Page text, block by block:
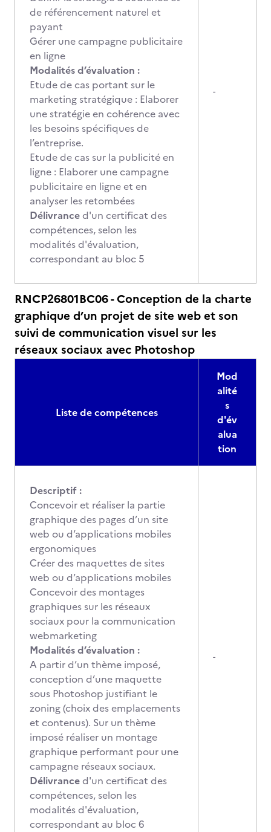
de référencement naturel et
payant
Gérer une campagne publicitaire
en ligne
Modalités d’évaluation :
Etude de cas portant sur le
marketing stratégique : Elaborer
une stratégie en cohérence avec
les besoins spécifiques de
l’entreprise.
Etude de cas sur la publicité en
ligne : Elaborer une campagne
publicitaire en ligne et en
analyser les retombées
Délivranced'un certificat des
compétences, selon les
modalités d'évaluation,
correspondant au bloc 5
-
RNCP26801BC06 - Conception de la charte
graphique d’un projet de site web et son
suivi de communication visuel sur les
réseaux sociaux avec Photoshop
Liste de compétences
Mod
alité
s
d'év
alua
tion
Descriptif :
Concevoir et réaliser la partie
graphique des pages d’un site
web ou d’applications mobiles
ergonomiques
Créer des maquettes de sites
web ou d’applications mobiles
Concevoir des montages
graphiques sur les réseaux
sociaux pour la communication
webmarketing
Modalités d’évaluation :
A partir d’un thème imposé,
conception d’une maquette
sous Photoshop justifiant le
zoning (choix des emplacements
et contenus). Sur un thème
imposé réaliser un montage
graphique performant pour une
campagne réseaux sociaux.
Délivranced'un certificat des
compétences, selon les
modalités d'évaluation,
correspondant au bloc 6
-